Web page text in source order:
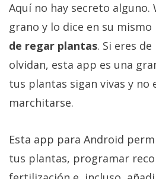
Aquí no hay secreto alguno.
grano y lo dice en su mismo
de regar plantas. Si eres
olvidan, esta app es una
tus plantas sigan vivas y no
marchitarse.
Esta app para Android
tus plantas, programar